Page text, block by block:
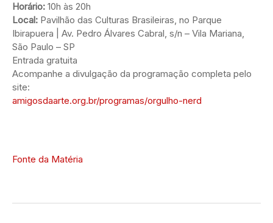
Horário: 10h às 20h
Local: Pavilhão das Culturas Brasileiras, no Parque
Ibirapuera | Av. Pedro Álvares Cabral, s/n – Vila Mariana,
São Paulo – SP
Entrada gratuita
Acompanhe a divulgação da programação completa pelo
site:
amigosdaarte.org.br/programas/orgulho-nerd
Fonte da Matéria